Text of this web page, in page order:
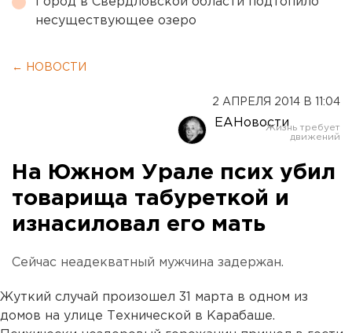
несуществующее озеро
← НОВОСТИ
2 АПРЕЛЯ 2014 В 11:04
ЕАНовости
На Южном Урале псих убил
товарища табуреткой и
изнасиловал его мать
Сейчас неадекватный мужчина задержан.
Жуткий случай произошел 31 марта в одном из
домов на улице Технической в Карабаше.